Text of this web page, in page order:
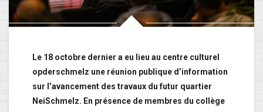
Le 18 octobre dernier a eu lieu au centre culturel
opderschmelz une réunion publique d’information
sur l’avancement des travaux du futur quartier
NeiSchmelz. En présence de membres du collège